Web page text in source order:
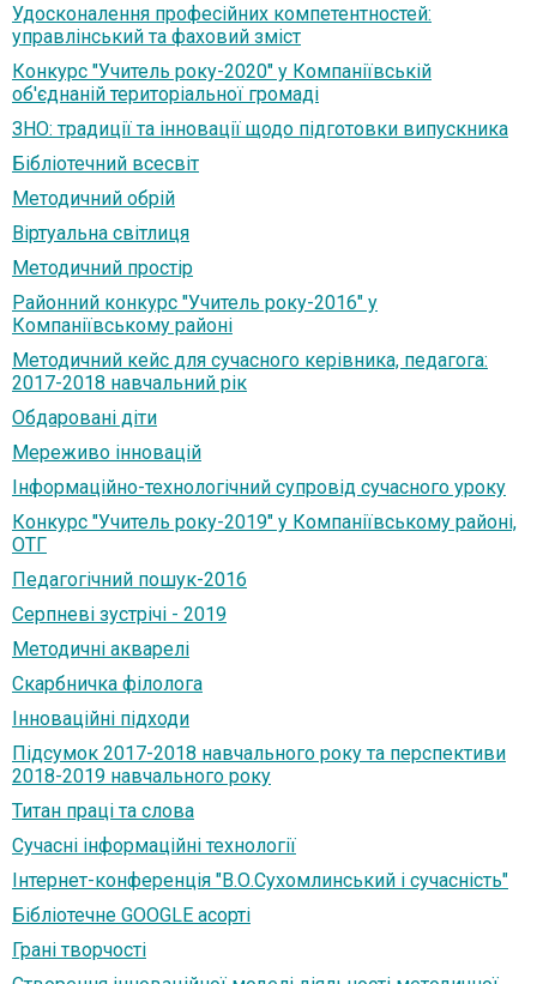
Удосконалення професійних компетентностей:
управлінський та фаховий зміст
Конкурс "Учитель року-2020" у Компаніївській
об'єднаній територіальної громаді
ЗНО: традиції та інновації щодо підготовки випускника
Бібліотечний всесвіт
Методичний обрій
Віртуальна світлиця
Методичний простір
Районний конкурс "Учитель року-2016" у
Компаніївському районі
Методичний кейс для сучасного керівника, педагога:
2017-2018 навчальний рік
Обдаровані діти
Мереживо інновацій
Інформаційно-технологічний супровід сучасного уроку
Конкурс "Учитель року-2019" у Компаніївському районі,
ОТГ
Педагогічний пошук-2016
Серпневі зустрічі - 2019
Методичні акварелі
Скарбничка філолога
Інноваційні підходи
Підсумок 2017-2018 навчального року та перспективи
2018-2019 навчального року
Титан праці та слова
Сучасні інформаційні технології
Інтернет-конференція "В.О.Сухомлинський і сучасність"
Бібліотечне GOOGLE асорті
Грані творчості